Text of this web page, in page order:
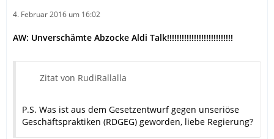
4. Februar 2016 um 16:02
AW: Unverschämte Abzocke Aldi Talk!!!!!!!!!!!!!!!!!!!!!!!!!!!
Zitat von RudiRallalla
P.S. Was ist aus dem Gesetzentwurf gegen unseriöse
Geschäftspraktiken (RDGEG) geworden, liebe Regierung?